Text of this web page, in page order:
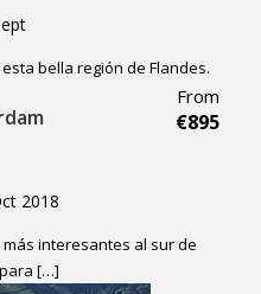
bella región de Flandes.
From
€895
2018
interesantes al sur de
[…]